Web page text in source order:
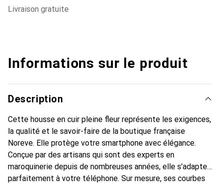
livraison gratuite
Informations sur le produit
Description
Cette housse en cuir pleine fleur représente les exigences,
la qualité et le savoir-faire de la boutique française
Noreve. Elle protège votre smartphone avec élégance.
Conçue par des artisans qui sont des experts en
maroquinerie depuis de nombreuses années, elle s'adapte
parfaitement à votre téléphone. Sur mesure, ses courbes